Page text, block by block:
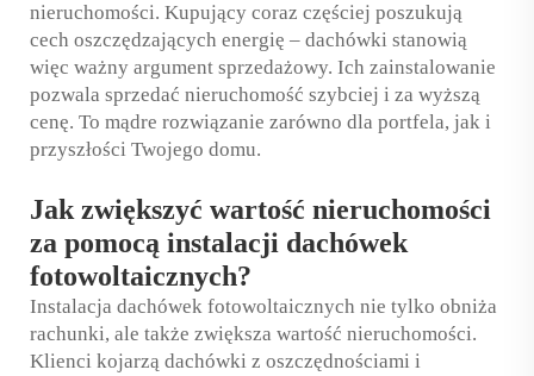
nieruchomości. Kupujący coraz częściej poszukują
cech oszczędzających energię – dachówki stanowią
więc ważny argument sprzedażowy. Ich zainstalowanie
pozwala sprzedać nieruchomość szybciej i za wyższą
cenę. To mądre rozwiązanie zarówno dla portfela, jak i
przyszłości Twojego domu.
Jak zwiększyć wartość nieruchomości
za pomocą instalacji dachówek
fotowoltaicznych?
Instalacja dachówek fotowoltaicznych nie tylko obniża
rachunki, ale także zwiększa wartość nieruchomości.
Klienci kojarzą dachówki z oszczędnościami i